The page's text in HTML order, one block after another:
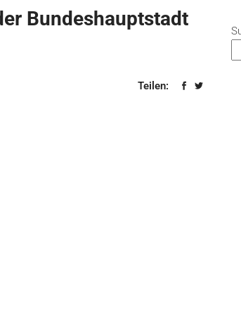
Bundeshauptstadt
Teilen: